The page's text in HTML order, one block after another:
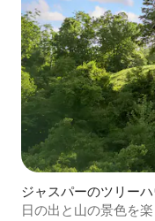
ジャスパーのツリー
日の出と山の景色を